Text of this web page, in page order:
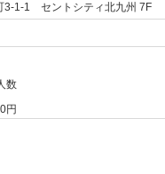
3-1-1 セントシティ北九州 7F
数
円